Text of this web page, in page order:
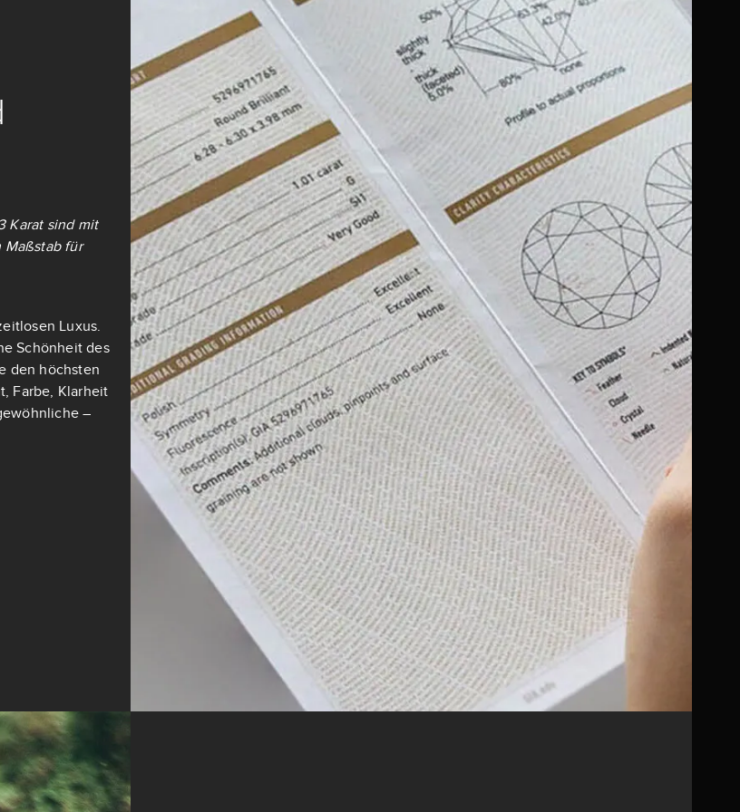
Karat sind mit
Maßstab für
Luxus.
Schönheit des
den höchsten
Farbe, Klarheit
–